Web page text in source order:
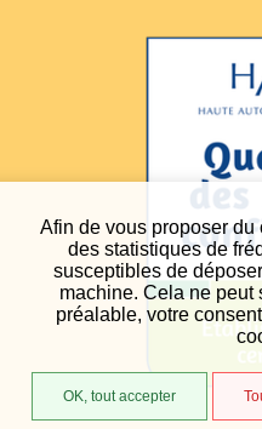
Afin de vous proposer
des statistiques de
susceptibles de
machine. Cela ne peut
préalable, votre
OK, tout accepter